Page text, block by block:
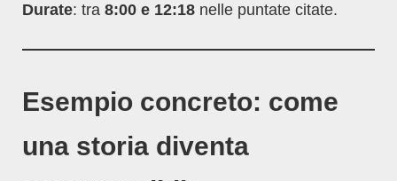
Durate: tra 8:00 e 12:18 nelle puntate citate.
Esempio concreto: come
una storia diventa